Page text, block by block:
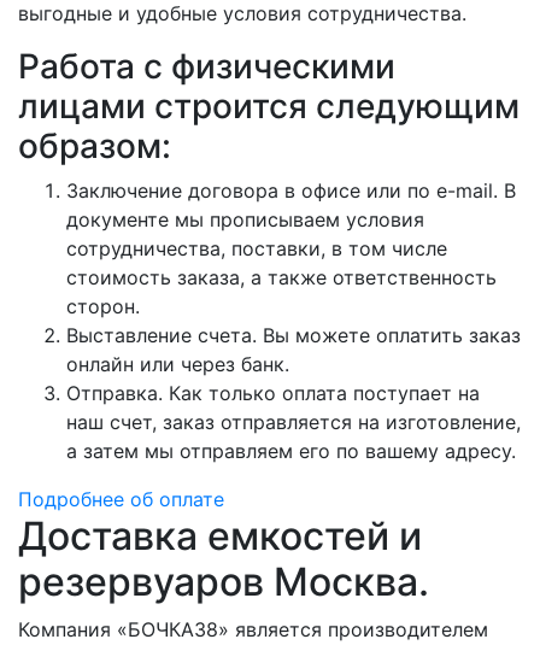
выгодные и удобные условия сотрудничества.
Работа с физическими
лицами строится следующим
образом:
Заключение договора в офисе или по e-mail. В
документе мы прописываем условия
сотрудничества, поставки, в том числе
стоимость заказа, а также ответственность
сторон.
Выставление счета. Вы можете оплатить заказ
онлайн или через банк.
Отправка. Как только оплата поступает на
наш счет, заказ отправляется на изготовление,
а затем мы отправляем его по вашему адресу.
Подробнее об оплате
Доставка емкостей и
резервуаров Москва.
Компания «БОЧКА38» является производителем